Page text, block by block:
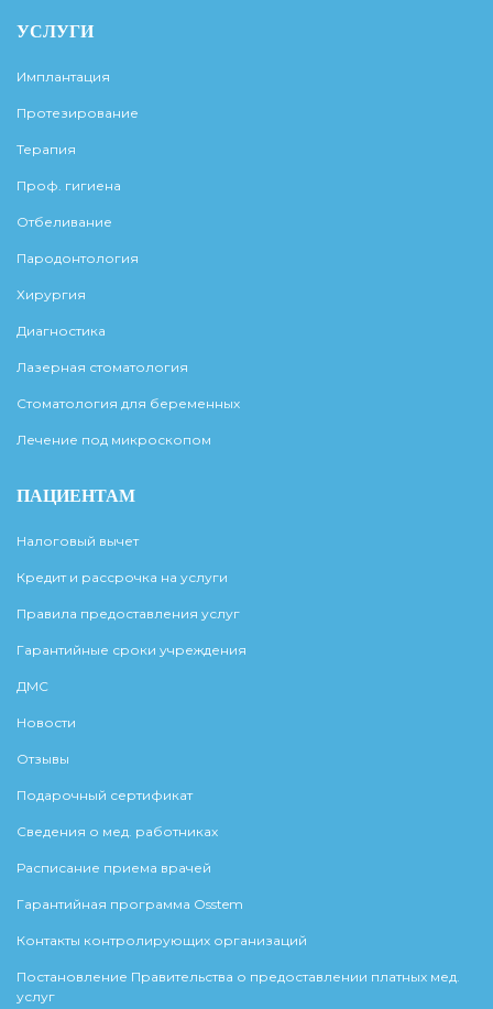
УСЛУГИ
Имплантация
Протезирование
Терапия
Проф. гигиена
Отбеливание
Пародонтология
Хирургия
Диагностика
Лазерная стоматология
Стоматология для беременных
Лечение под микроскопом
ПАЦИЕНТАМ
Налоговый вычет
Кредит и рассрочка на услуги
Правила предоставления услуг
Гарантийные сроки учреждения
ДМС
Новости
Отзывы
Подарочный сертификат
Сведения о мед. работниках
Расписание приема врачей
Гарантийная программа Osstem
Контакты контролирующих организаций
Постановление Правительства о предоставлении платных мед.
услуг